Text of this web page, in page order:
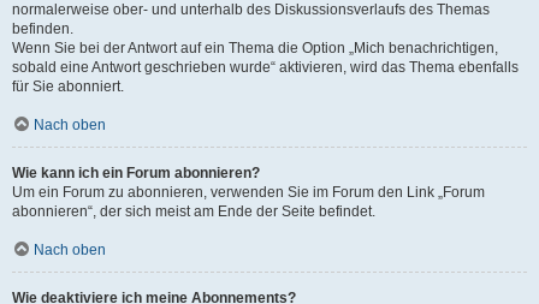
normalerweise ober- und unterhalb des Diskussionsverlaufs des Themas
befinden.
Wenn Sie bei der Antwort auf ein Thema die Option „Mich benachrichtigen,
sobald eine Antwort geschrieben wurde“ aktivieren, wird das Thema ebenfalls
für Sie abonniert.
Nach oben
Wie kann ich ein Forum abonnieren?
Um ein Forum zu abonnieren, verwenden Sie im Forum den Link „Forum
abonnieren“, der sich meist am Ende der Seite befindet.
Nach oben
Wie deaktiviere ich meine Abonnements?